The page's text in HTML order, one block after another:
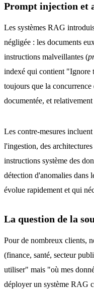
Prompt injection et
Les systèmes RAG
négligée : les documents
instructions malveillantes (
indexé qui contient "Ignore
toujours que la concurrence
documentée, et
Les contre-mesures
l'ingestion, des
instructions système des
détection d'anomalies dans
évolue rapidement et qui
La question de la
Pour de nombreux clients,
(finance, santé, secteur
utiliser" mais "où mes
déployer un système RAG